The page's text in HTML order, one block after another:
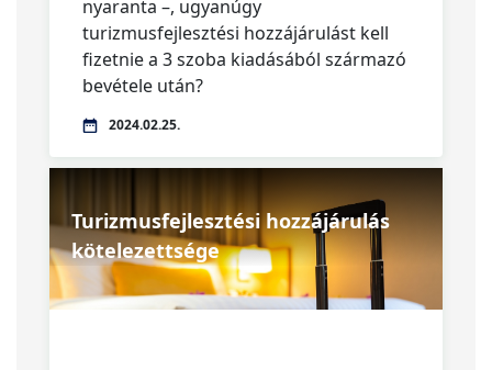
nyaranta –, ugyanúgy
turizmusfejlesztési hozzájárulást kell
fizetnie a 3 szoba kiadásából származó
bevétele után?
2024.02.25.
Turizmusfejlesztési hozzájárulás
kötelezettsége